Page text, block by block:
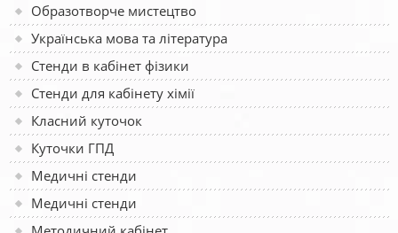
Образотворче мистецтво
Українська мова та література
Стенди в кабінет фізики
Стенди для кабінету хімії
Класний куточок
Куточки ГПД
Медичні стенди
Медичні стенди